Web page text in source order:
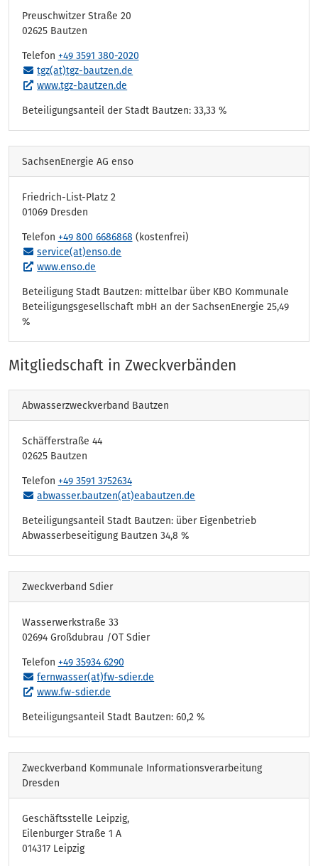
Preuschwitzer Straße 20
02625 Bautzen
Telefon +49 3591 380-2020
tgz(at)tgz-bautzen.de
www.tgz-bautzen.de
Beteiligungsanteil der Stadt Bautzen: 33,33 %
SachsenEnergie AG enso
Friedrich-List-Platz 2
01069 Dresden
Telefon +49 800 6686868 (kostenfrei)
service(at)enso.de
www.enso.de
Beteiligung Stadt Bautzen: mittelbar über KBO Kommunale
Beteiligungsgesellschaft mbH an der SachsenEnergie 25,49
%
Mitgliedschaft in Zweckverbänden
Abwasserzweckverband Bautzen
Schäfferstraße 44
02625 Bautzen
Telefon +49 3591 3752634
abwasser.bautzen(at)eabautzen.de
Beteiligungsanteil Stadt Bautzen: über Eigenbetrieb
Abwasserbeseitigung Bautzen 34,8 %
Zweckverband Sdier
Wasserwerkstraße 33
02694 Großdubrau /OT Sdier
Telefon +49 35934 6290
fernwasser(at)fw-sdier.de
www.fw-sdier.de
Beteiligungsanteil Stadt Bautzen: 60,2 %
Zweckverband Kommunale Informationsverarbeitung
Dresden
Geschäftsstelle Leipzig,
Eilenburger Straße 1 A
014317 Leipzig